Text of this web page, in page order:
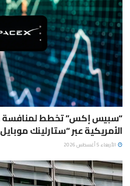
“سبيس إكس” تخطط لمنافسة
الأمريكية عبر “ستارلينك
الأربعاء 5 أغسطس 2026